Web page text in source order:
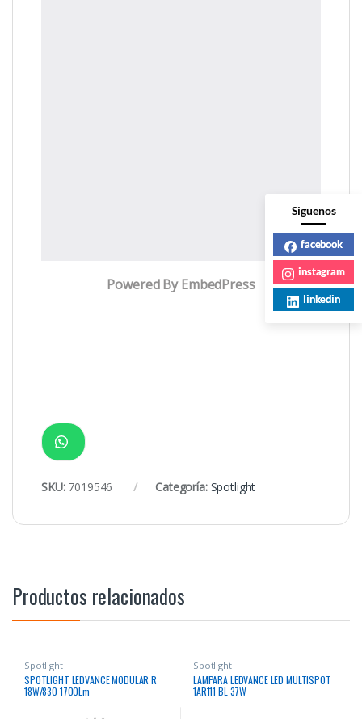
Powered By EmbedPress
SKU: 7019546 Categoría: Spotlight
Productos relacionados
Spotlight
SPOTLIGHT LEDVANCE MODULAR R
18W/830 1700Lm
Spotlight
LAMPARA LEDVANCE LED MULTISPOT
1AR111 BL 37W
Siguenos
facebook
instagram
linkedin